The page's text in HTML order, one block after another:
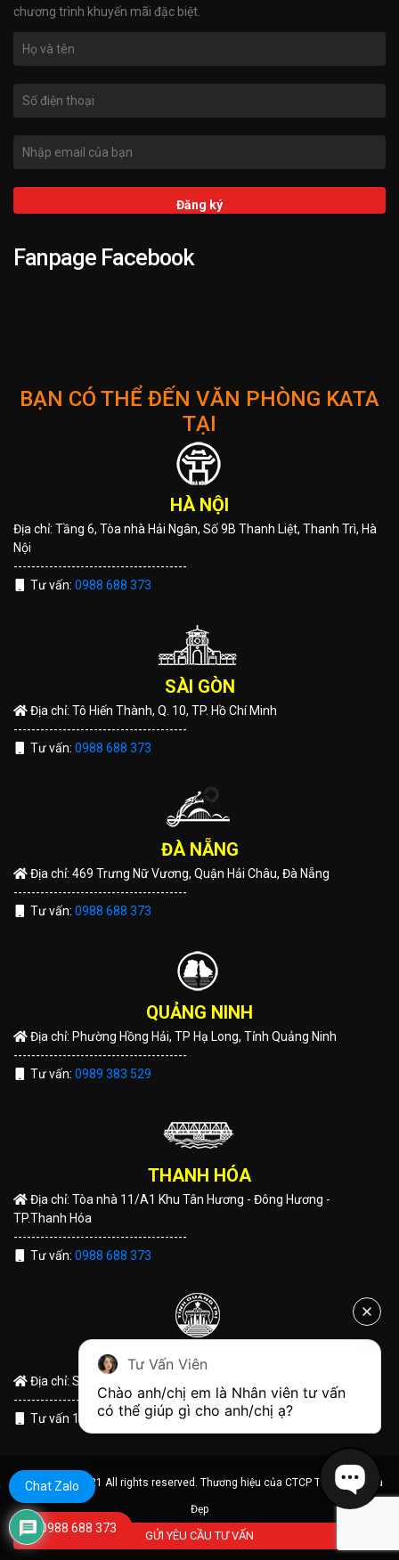
chương trình khuyến mãi đặc biệt.
Fanpage Facebook
BẠN CÓ THỂ ĐẾN VĂN PHÒNG KATA
TẠI
HÀ NỘI
Địa chỉ: Tầng 6, Tòa nhà Hải Ngân, Số 9B Thanh Liệt, Thanh Trì, Hà
Nội
---------------------------------------
Tư vấn: 0988 688 373
SÀI GÒN
Địa chỉ: Tô Hiến Thành, Q. 10, TP. Hồ Chí Minh
---------------------------------------
Tư vấn: 0988 688 373
ĐÀ NẴNG
Địa chỉ: 469 Trưng Nữ Vương, Quận Hải Châu, Đà Nẵng
---------------------------------------
Tư vấn: 0988 688 373
QUẢNG NINH
Địa chỉ: Phường Hồng Hải, TP Hạ Long, Tỉnh Quảng Ninh
---------------------------------------
Tư vấn: 0989 383 529
THANH HÓA
Địa chỉ: Tòa nhà 11/A1 Khu Tân Hương - Đông Hương -
TP.Thanh Hóa
---------------------------------------
Tư vấn: 0988 688 373
QUẢNG TRỊ
Địa chỉ: Số 191 Hùng Vương - TP Đông Hà - Tỉnh Quảng Trị
---------------------------------------
Tư vấn 1:
0988 688 373
© Copyright 2021 All rights reserved. Thương hiệu của CTCP Tập Đoàn Nhà
Đẹp
GỬI YÊU CẦU TƯ VẤN
Chat Zalo
0988 688 373
Tư Vấn Viên
Chào anh/chị em là Nhân viên tư vấn
có thể giúp gì cho anh/chị ạ?